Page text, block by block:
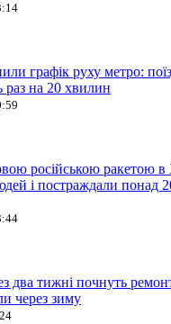
графік руху метро:
раз на 20 хвилин
російською ракетою в
і постраждали понад
два тижні почнуть
через зиму